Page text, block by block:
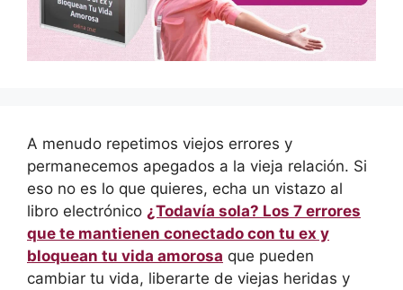
A menudo repetimos viejos errores y
permanecemos apegados a la vieja relación. Si
eso no es lo que quieres, echa un vistazo al
libro electrónico ¿Todavía sola? Los 7 errores
que te mantienen conectado con tu ex y
bloquean tu vida amorosa que pueden
cambiar tu vida, liberarte de viejas heridas y